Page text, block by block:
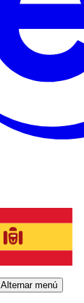
Alternar menú